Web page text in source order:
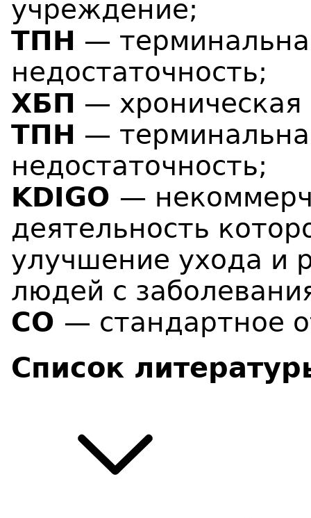
учреждение;
ТПН —
недостаточность;
ХБП — хроническая
ТПН —
недостаточность;
KDIGO —
деятельность
улучшение ухода и
людей с
СО — стандартное
Список